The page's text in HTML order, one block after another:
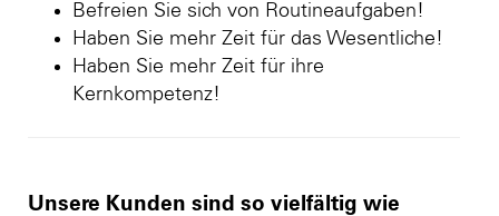
Befreien Sie sich von Routineaufgaben!
Haben Sie mehr Zeit für das Wesentliche!
Haben Sie mehr Zeit für ihre
Kernkompetenz!
Unsere Kunden sind so vielfältig wie